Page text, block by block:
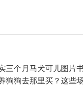
三个月马犬可儿图片
狗狗去那里买？这些